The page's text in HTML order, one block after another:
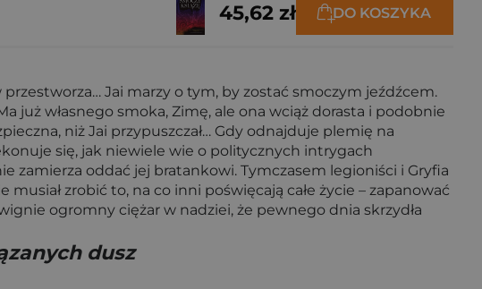
45,62 zł DO KOSZYKA
Jai marzy o tym, by zostać smoczym jeźdźcem.
już własnego smoka, Zimę, ale ona wciąż dorasta i podobnie
niż Jai przypuszczał… Gdy odnajduje plemię na
się, jak niewiele wie o politycznych intrygach
zamierza oddać jej bratankowi. Tymczasem legioniści i Gryfia
zrobić to, na co inni poświęcają całe życie – zapanować
ogromny ciężar w nadziei, że pewnego dnia skrzydła
dusz